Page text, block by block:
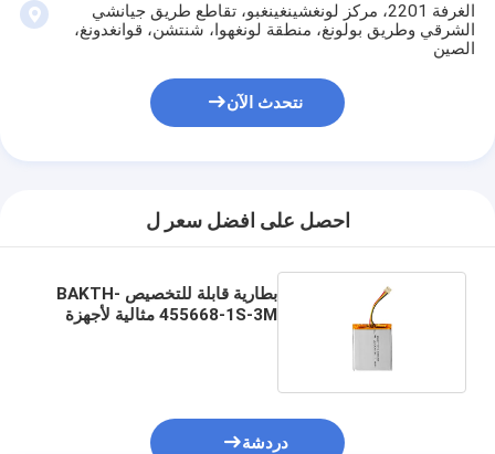
الغرفة 2201، مركز لونغشينغينغبو، تقاطع طريق جيانشي
الشرقي وطريق بولونغ، منطقة لونغهوا، شنتشن، قوانغدونغ،
الصين
نتحدث الآن
احصل على افضل سعر ل
بطارية قابلة للتخصيص BAKTH-
455668-1S-3M مثالية لأجهزة
دردشة